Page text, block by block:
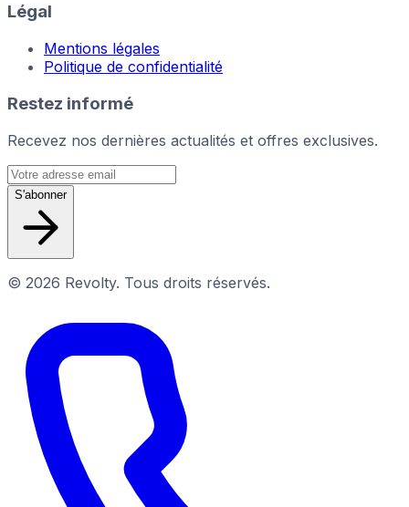
Légal
Mentions légales
Politique de confidentialité
Restez informé
Recevez nos dernières actualités et offres exclusives.
S'abonner
© 2026 Revolty. Tous droits réservés.